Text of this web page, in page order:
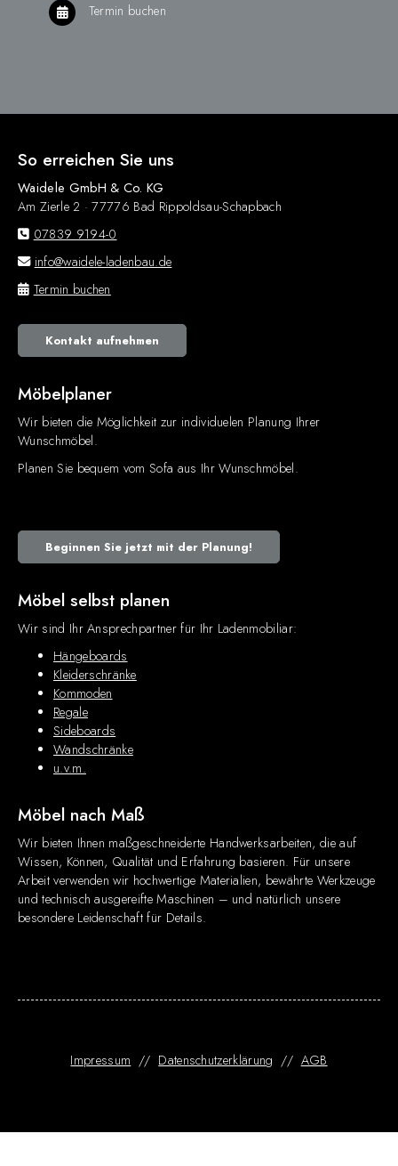
Termin buchen
So erreichen Sie uns
Waidele GmbH & Co. KG
Am Zierle 2 · 77776 Bad Rippoldsau-Schapbach
07839 9194-0
info@waidele-ladenbau.de
Termin buchen
Kontakt aufnehmen
Möbelplaner
Wir bieten die Möglichkeit zur individuelen Planung Ihrer
Wunschmöbel.
Planen Sie bequem vom Sofa aus Ihr Wunschmöbel.
Beginnen Sie jetzt mit der Planung!
Möbel selbst planen
Wir sind Ihr Ansprechpartner für Ihr Ladenmobiliar:
Hängeboards
Kleiderschränke
Kommoden
Regale
Sideboards
Wandschränke
u.v.m.
Möbel nach Maß
Wir bieten Ihnen maßgeschneiderte Handwerksarbeiten, die auf
Wissen, Können, Qualität und Erfahrung basieren. Für unsere
Arbeit verwenden wir hochwertige Materialien, bewährte Werkzeuge
und technisch ausgereifte Maschinen – und natürlich unsere
besondere Leidenschaft für Details.
Impressum // Datenschutzerklärung // AGB